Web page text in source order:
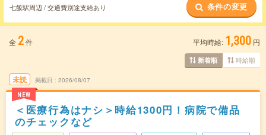
七飯駅周辺 / 交通費別途支給あり 条件の変更
全 2件 平均時給: 1,300 円
新着順 時給順
未読
NEW
掲載日 2026/08/07
＜医療行為はナシ＞時給1300円！病院で備品
のチェックなど